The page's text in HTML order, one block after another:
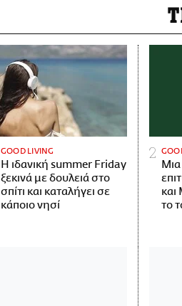
GOOD LIVING
Η ιδανική summer Friday
ξεκινά με δουλειά στο
σπίτι και καταλήγει σε
κάποιο νησί
και
το